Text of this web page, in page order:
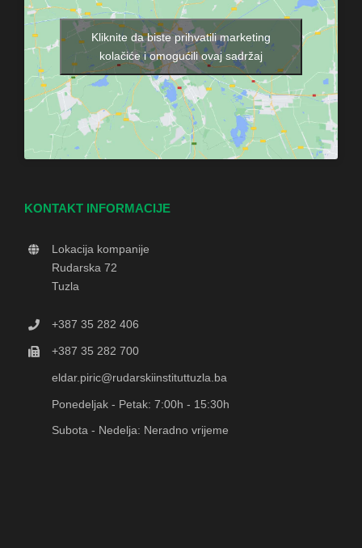
Kliknite da biste prihvatili marketing
kolačiće i omogućili ovaj sadržaj
KONTAKT INFORMACIJE
Lokacija kompanije
Rudarska 72
Tuzla
+387 35 282 406
+387 35 282 700
eldar.piric@rudarskiinstituttuzla.ba
Ponedeljak - Petak: 7:00h - 15:30h
Subota - Nedelja: Neradno vrijeme